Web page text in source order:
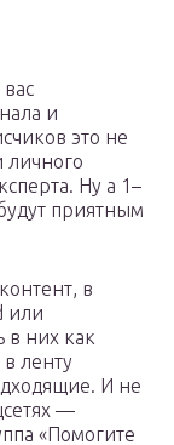
и
это не
личного
Ну а 1–
приятным
в
или
в них как
ленту
И не
—
«Помогите